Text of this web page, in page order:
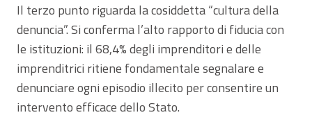
Il terzo punto riguarda la cosiddetta “cultura della
denuncia”. Si conferma l’alto rapporto di fiducia con
le istituzioni: il 68,4% degli imprenditori e delle
imprenditrici ritiene fondamentale segnalare e
denunciare ogni episodio illecito per consentire un
intervento efficace dello Stato.